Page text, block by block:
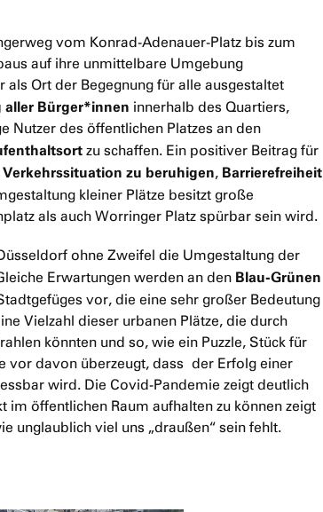
vom Konrad-Adenauer-Platz bis zum
auf ihre unmittelbare Umgebung
Ort der Begegnung für alle ausgestaltet
Bürger*innen innerhalb des Quartiers,
Nutzer des öffentlichen Platzes an den
zu schaffen. Ein positiver Beitrag für
Verkehrssituation zu beruhigen, Barrierefreiheit
kleiner Plätze besitzt große
als auch Worringer Platz spürbar sein wird.
ohne Zweifel die Umgestaltung der
Erwartungen werden an den Blau-Grünen
vor, die eine sehr großer Bedeutung
Vielzahl dieser urbanen Plätze, die durch
könnten und so, wie ein Puzzle, Stück für
vor davon überzeugt, dass der Erfolg einer
wird. Die Covid-Pandemie zeigt deutlich
öffentlichen Raum aufhalten zu können zeigt
unglaublich viel uns „draußen“ sein fehlt.